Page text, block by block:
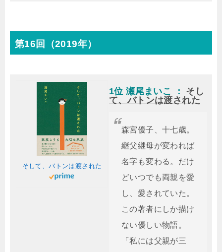
第16回（2019年）
そして、バトンは渡された
1位 瀬尾まいこ ： そし
て、バトンは渡された
森宮優子、十七歳。
継父継母が変われば
名字も変わる。だけ
どいつでも両親を愛
し、愛されていた。
この著者にしか描け
ない優しい物語。
「私には父親が三